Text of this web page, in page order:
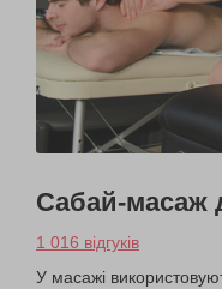
Сабай-масаж
1 016 відгуків
У масажі